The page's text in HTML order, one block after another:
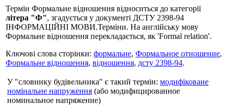
Термін Формальне відношення відноситься до категорії
літера "Ф", згадується у документі ДСТУ 2398-94
ІНФОРМАЦІЙНІ МОВИ.Терміни. На англійську мову
Формальне відношення перекладається, як 'Formal relation'.
Ключові слова сторінки: формальне, Формальное отношение,
Формальне відношення, відношення, дсту 2398-94.
У "словнику будівельника" є такий термін: модифіковане
номінальне напруження (або модифицированное
номинальное напряжение)